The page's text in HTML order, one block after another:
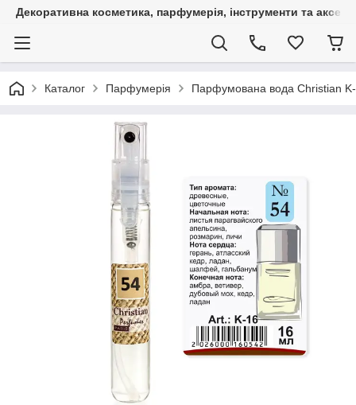
Декоративна косметика, парфумерія, інструменти та
Каталог Парфумерія Парфумована вода Christian